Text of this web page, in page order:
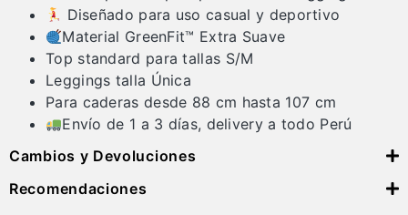
Diseñado para uso casual y deportivo
Material GreenFit™ Extra Suave
Top standard para tallas S/M
Leggings talla Única
Para caderas desde 88 cm hasta 107 cm
Envío de 1 a 3 días, delivery a todo Perú
Cambios y Devoluciones
Recomendaciones